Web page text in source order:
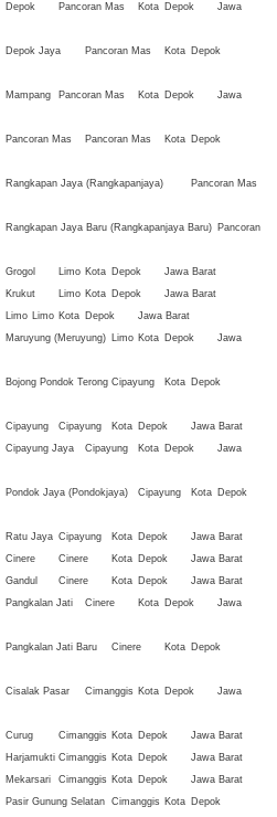
Depok Pancoran Mas Kota Depok
Jawa
Depok Jaya Pancoran Mas Kota Depok
Mampang Pancoran Mas Kota Depok
Jawa
Pancoran Mas Pancoran Mas Kota Depok
Rangkapan Jaya (Rangkapanjaya)
Pancoran Mas
Rangkapan Jaya Baru (Rangkapanjaya Baru) Pancoran
Grogol Limo Kota Depok
Jawa Barat
Krukut Limo Kota Depok
Jawa Barat
Limo Limo Kota Depok
Jawa Barat
Maruyung (Meruyung) Limo Kota Depok
Jawa
Bojong Pondok Terong Cipayung Kota Depok
Cipayung Cipayung Kota Depok
Jawa Barat
Cipayung Jaya Cipayung Kota Depok
Jawa
Pondok Jaya (Pondokjaya) Cipayung Kota Depok
Ratu Jaya Cipayung Kota Depok
Jawa Barat
Cinere Cinere Kota Depok
Jawa Barat
Gandul Cinere Kota Depok
Jawa Barat
Pangkalan Jati Cinere Kota Depok
Jawa
Pangkalan Jati Baru Cinere Kota Depok
Cisalak Pasar Cimanggis Kota Depok
Jawa
Curug Cimanggis Kota Depok
Jawa Barat
Harjamukti Cimanggis Kota Depok
Jawa Barat
Mekarsari Cimanggis Kota Depok
Jawa Barat
Pasir Gunung Selatan Cimanggis Kota Depok